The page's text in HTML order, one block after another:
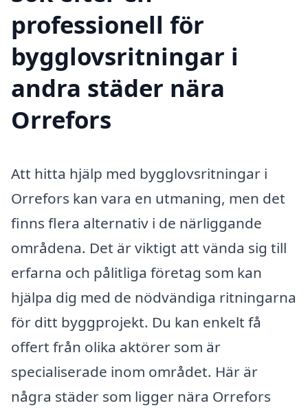
professionell för
bygglovsritningar i
andra städer nära
Orrefors
Att hitta hjälp med bygglovsritningar i
Orrefors kan vara en utmaning, men det
finns flera alternativ i de närliggande
områdena. Det är viktigt att vända sig till
erfarna och pålitliga företag som kan
hjälpa dig med de nödvändiga ritningarna
för ditt byggprojekt. Du kan enkelt få
offert från olika aktörer som är
specialiserade inom området. Här är
några städer som ligger nära Orrefors